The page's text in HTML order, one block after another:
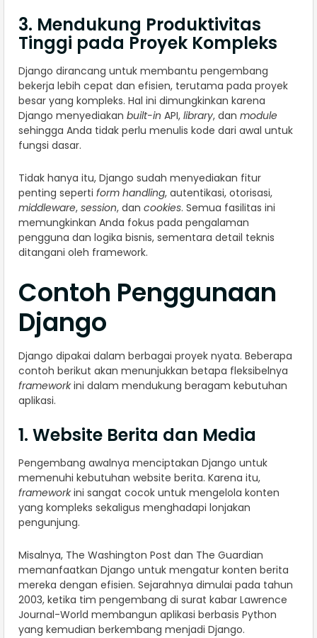
3. Mendukung Produktivitas
Tinggi pada Proyek Kompleks
Django dirancang untuk membantu pengembang
bekerja lebih cepat dan efisien, terutama pada proyek
besar yang kompleks. Hal ini dimungkinkan karena
Django menyediakan built-in API, library, dan module
sehingga Anda tidak perlu menulis kode dari awal untuk
fungsi dasar.
Tidak hanya itu, Django sudah menyediakan fitur
penting seperti form handling, autentikasi, otorisasi,
middleware, session, dan cookies. Semua fasilitas ini
memungkinkan Anda fokus pada pengalaman
pengguna dan logika bisnis, sementara detail teknis
ditangani oleh framework.
Contoh Penggunaan
Django
Django dipakai dalam berbagai proyek nyata. Beberapa
contoh berikut akan menunjukkan betapa fleksibelnya
frameworkini dalam mendukung beragam kebutuhan
aplikasi.
1. Website Berita dan Media
Pengembang awalnya menciptakan Django untuk
memenuhi kebutuhan website berita. Karena itu,
frameworkini sangat cocok untuk mengelola konten
yang kompleks sekaligus menghadapi lonjakan
pengunjung.
Misalnya, The Washington Post dan The Guardian
memanfaatkan Django untuk mengatur konten berita
mereka dengan efisien. Sejarahnya dimulai pada tahun
2003, ketika tim pengembang di surat kabar Lawrence
Journal-World membangun aplikasi berbasis Python
yang kemudian berkembang menjadi Django.